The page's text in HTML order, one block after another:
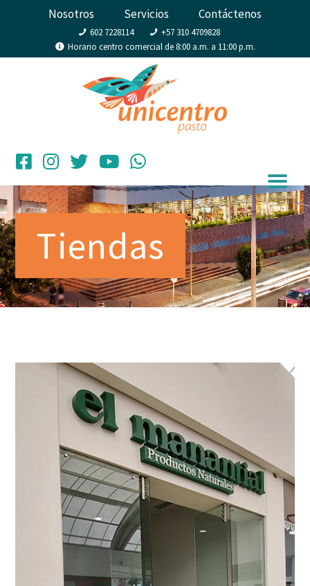
Nosotros Servicios Contáctenos
602 7228114
+57 310 4709828
Horario centro comercial de 8:00 a.m. a 11:00 p.m.